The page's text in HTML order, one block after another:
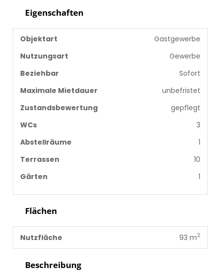
Beschreibung
Eigenschaften
Objektart
Gastgewerbe
Nutzungsart
Gewerbe
Beziehbar
Sofort
Maximale Mietdauer
unbefristet
Zustandsbewertung
gepflegt
WCs
3
Abstellräume
1
Terrassen
10
Gärten
1
Flächen
Nutzfläche 93 m2